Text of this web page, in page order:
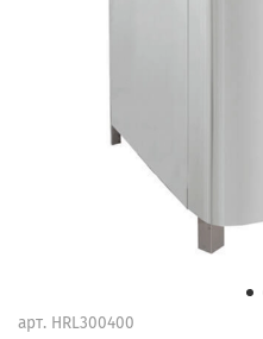
арт. HRL300400